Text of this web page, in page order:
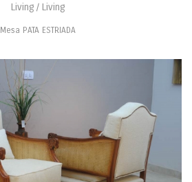
Living / Living
Mesa PATA ESTRIADA